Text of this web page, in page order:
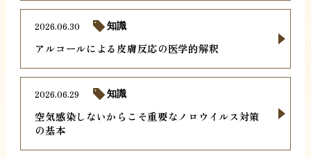
アルコールによる皮膚反応の医学的解釈
2026.06.30 知識
空気感染しないからこそ重要なノロウイルス対策
の基本
2026.06.29 知識